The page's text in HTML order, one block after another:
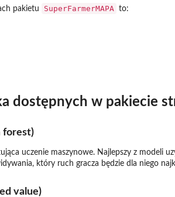
pakietu SuperFarmerMAPA to:
dostępnych w pakiecie
forest)
uczenie maszynowe. Najlepszy z modeli
który ruch gracza będzie dla niego
value)